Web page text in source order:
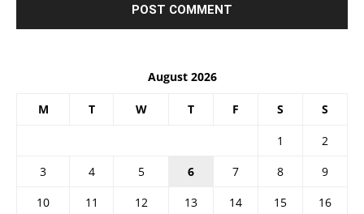
August 2026
M T W T F S S
1
2
3
4 5 6 7 8
9
10
11 12 13 14 15
16